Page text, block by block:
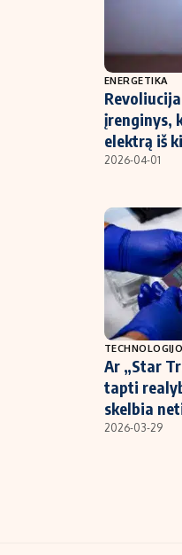
ENERGETIKA
įrenginys,
elektrą iš
2026-04-01
Ar „Star
tapti
skelbia
2026-03-29